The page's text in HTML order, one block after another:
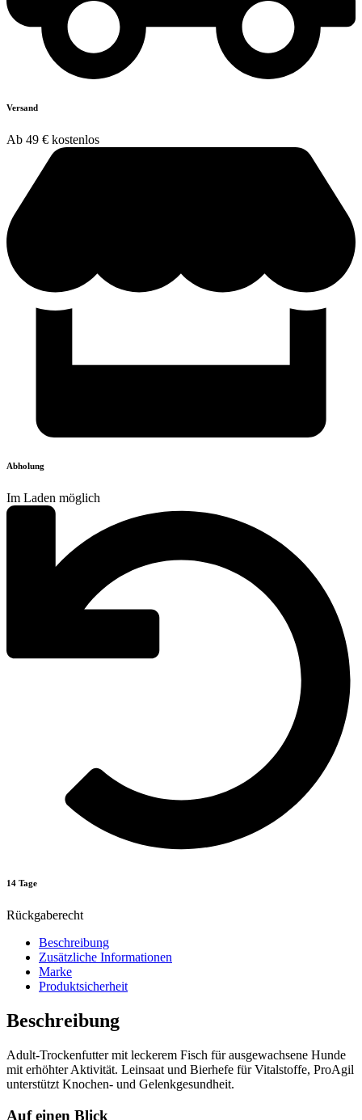
Versand
Ab 49 € kostenlos
Abholung
Im Laden möglich
14 Tage
Rückgaberecht
Beschreibung
Zusätzliche Informationen
Marke
Produktsicherheit
Beschreibung
Adult-Trockenfutter mit leckerem Fisch für ausgewachsene Hunde
mit erhöhter Aktivität. Leinsaat und Bierhefe für Vitalstoffe, ProAgil
unterstützt Knochen- und Gelenkgesundheit.
Auf einen Blick